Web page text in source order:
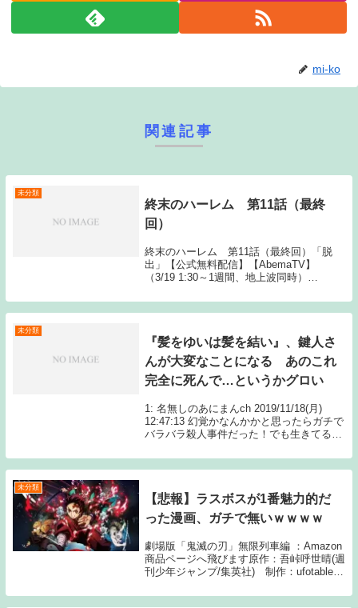
mi-ko
関連記事
未分類
終末のハーレム 第11話（最終
回）
終末のハーレム 第11話（最終回）「脱
出」【公式無料配信】【AbemaTV】
（3/19 1:30～1週間、地上波同時）
有料配信】【U-NEXT】 【Hulu】
【AbemaTV】【Ama...
未分類
『髪をゆいは髪を結い』、鍵人さ
んが大変なことになる あのこれ
完全に死んで…というかグロい
1: 名無しのあにまんch 2019/11/18(月)
12:47:13 幻覚かなんかかと思ったらガチで
バラバラ殺人事件だった！でも生きてるか
まんch 2019/11/18(月) Source: あ...
未分類
【悲報】ラスボスが1番魅力的だ
った漫画、ガチで無いｗｗｗｗ
劇場版「鬼滅の刃」無限列車編 ：Amazon
商品ページへ飛びます原作：吾峠呼世晴(週
刊少年ジャンプ/集英社) 制作：ufotable1:
ウルキオラ キン肉マン→悪魔将軍 キン肉